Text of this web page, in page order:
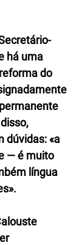
há uma
do
dúvidas: «a
— é muito
língua